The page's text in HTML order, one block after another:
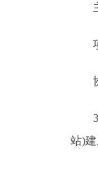
主
项
协
3。
站)建